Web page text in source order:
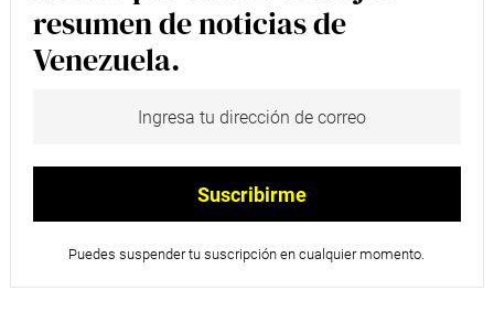
resumen de noticias de
Venezuela.
Puedes suspender tu suscripción en cualquier momento.